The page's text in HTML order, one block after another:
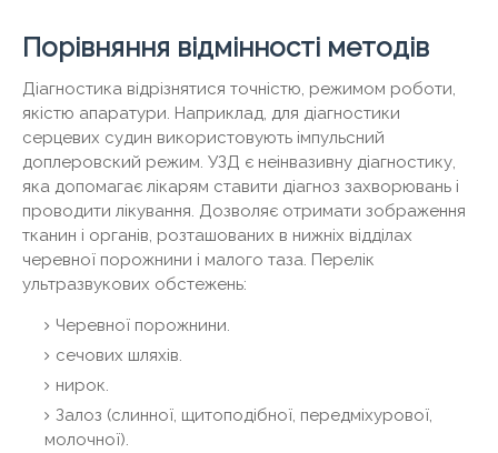
Порівняння відмінності методів
Діагностика відрізнятися точністю, режимом роботи,
якістю апаратури. Наприклад, для діагностики
серцевих судин використовують імпульсний
доплеровский режим. УЗД є неінвазивну діагностику,
яка допомагає лікарям ставити діагноз захворювань і
проводити лікування. Дозволяє отримати зображення
тканин і органів, розташованих в нижніх відділах
черевної порожнини і малого таза. Перелік
ультразвукових обстежень:
Черевної порожнини.
сечових шляхів.
нирок.
Залоз (слинної, щитоподібної, передміхурової,
молочної).